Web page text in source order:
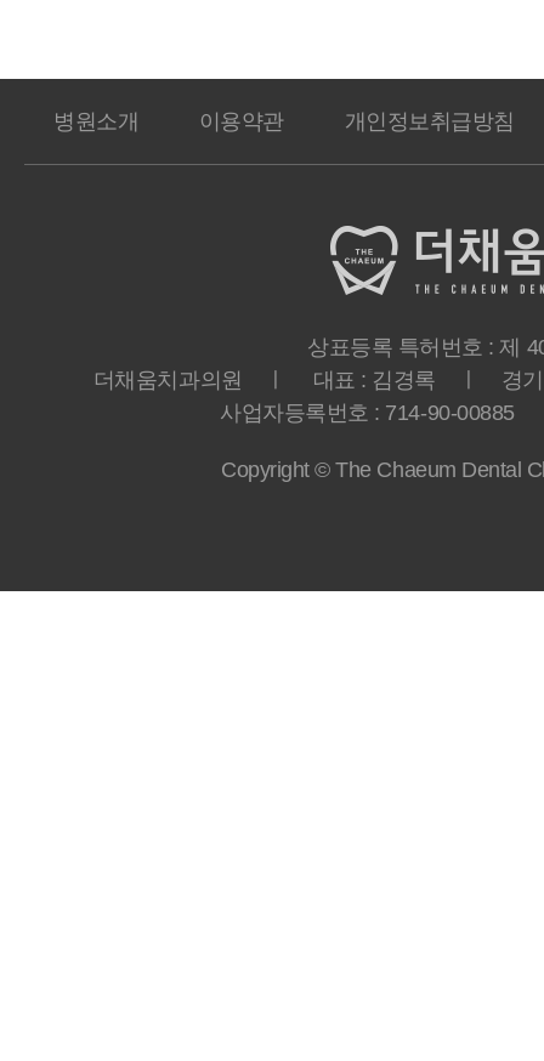
병원소개 이용약관 개인정보취급방침
상표등록 특허번호 : 제
더채움치과의원 ㅣ 대표 : 김경록 ㅣ 경기
사업자등록번호 : 714-90-00885
Copyright © The Chaeum Dental